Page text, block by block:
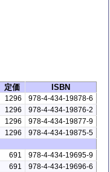
定価 ISBN
1296
978-4-434-19878-6
1296
978-4-434-19876-2
1296
978-4-434-19877-9
1296 978-4-434-19875-5
691
978-4-434-19695-9
691
978-4-434-19696-6